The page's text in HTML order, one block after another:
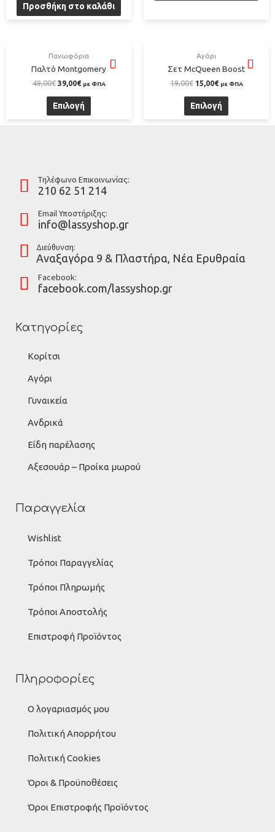
Προσθήκη στο καλάθι
Πανωφόρια
Παλτό Montgomery
49,00€ 39,00€ με ΦΠΑ
Επιλογή
Αγόρι
Σετ McQueen Boost
19,00€ 15,00€ με ΦΠΑ
Επιλογή
Tηλέφωνο Επικοινωνίας:
210 62 51 214
Email Υποστήριξης:
info@lassyshop.gr
Διεύθυνση:
Αναξαγόρα 9 & Πλαστήρα, Νέα Ερυθραία
Facebook:
facebook.com/lassyshop.gr
Κατηγορίες
Κορίτσι
Αγόρι
Γυναικεία
Ανδρικά
Είδη παρέλασης
Αξεσουάρ – Προίκα μωρού
Παραγγελία
Wishlist
Τρόποι Παραγγελίας
Τρόποι Πληρωμής
Τρόποι Αποστολής
Επιστροφή Προϊόντος
Πληροφορίες
Ο λογαριασμός μου
Πολιτική Απορρήτου
Πολιτική Cookies
Όροι & Προϋποθέσεις
Όροι Επιστροφής Προϊόντος